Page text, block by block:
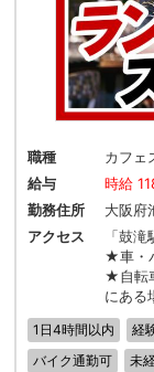
職種
カフェ
給与
時給
勤務住所
大阪府
アクセス
「鼓
★車・
★自転
にある
1日4時間以内 経
バイク通勤可
未